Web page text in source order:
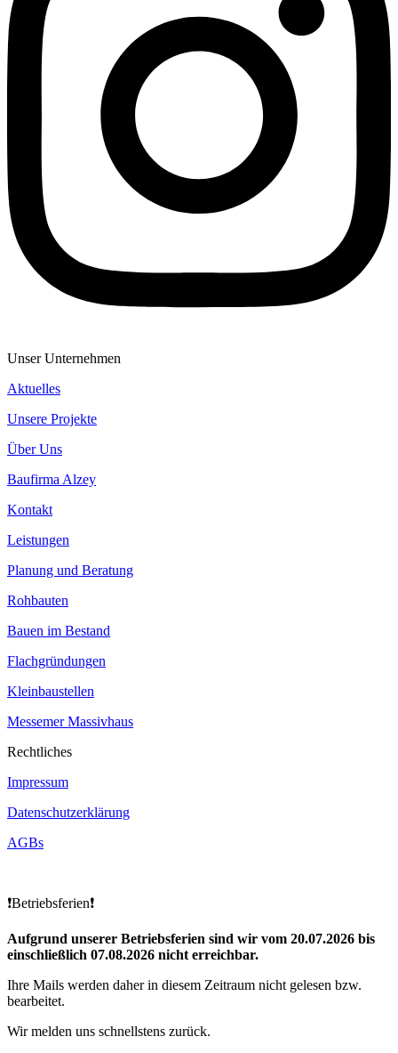
Unser Unternehmen
Aktuelles
Unsere Projekte
Über Uns
Baufirma Alzey
Kontakt
Leistungen
Planung und Beratung
Rohbauten
Bauen im Bestand
Flachgründungen
Kleinbaustellen
Messemer Massivhaus
Rechtliches
Impressum
Datenschutzerklärung
AGBs
❗Betriebsferien❗
Aufgrund unserer Betriebsferien sind wir vom 20.07.2026 bis
einschließlich 07.08.2026 nicht erreichbar.
Ihre Mails werden daher in diesem Zeitraum nicht gelesen bzw.
bearbeitet.
Wir melden uns schnellstens zurück.